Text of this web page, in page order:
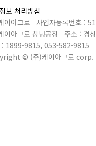
보 처리방침
이아그로 사업자등록번호 :
이아그로 창녕공장 주소 : 경
: 1899-9815, 053-582-
© (주)케이아그로